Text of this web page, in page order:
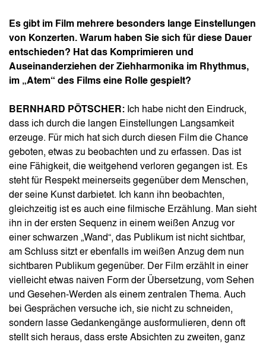
Es gibt im Film mehrere besonders lange Einstellungen
von Konzerten. Warum haben Sie sich für diese Dauer
entschieden? Hat das Komprimieren und
Auseinanderziehen der Ziehharmonika im Rhythmus,
im „Atem“ des Films eine Rolle gespielt?
BERNHARD PÖTSCHER: Ich habe nicht den Eindruck,
dass ich durch die langen Einstellungen Langsamkeit
erzeuge. Für mich hat sich durch diesen Film die Chance
geboten, etwas zu beobachten und zu erfassen. Das ist
eine Fähigkeit, die weitgehend verloren gegangen ist. Es
steht für Respekt meinerseits gegenüber dem Menschen,
der seine Kunst darbietet. Ich kann ihn beobachten,
gleichzeitig ist es auch eine filmische Erzählung. Man sieht
ihn in der ersten Sequenz in einem weißen Anzug vor
einer schwarzen „Wand“, das Publikum ist nicht sichtbar,
am Schluss sitzt er ebenfalls im weißen Anzug dem nun
sichtbaren Publikum gegenüber. Der Film erzählt in einer
vielleicht etwas naiven Form der Übersetzung, vom Sehen
und Gesehen-Werden als einem zentralen Thema. Auch
bei Gesprächen versuche ich, sie nicht zu schneiden,
sondern lasse Gedankengänge ausformulieren, denn oft
stellt sich heraus, dass erste Absichten zu zweiten, ganz